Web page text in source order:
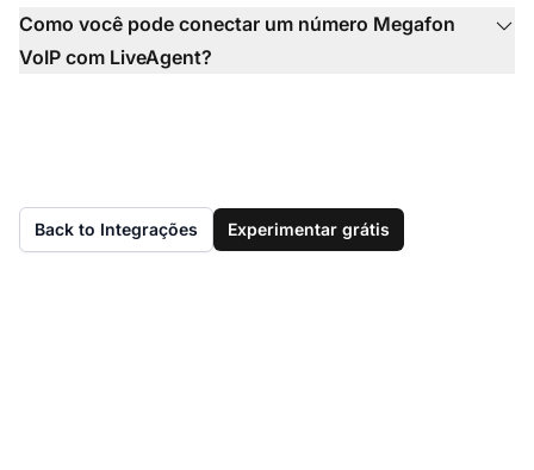
Como você pode conectar um número Megafon
VoIP com LiveAgent?
Back to Integrações Experimentar grátis